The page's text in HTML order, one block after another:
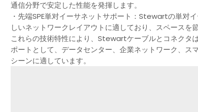
通信分野で安定した性能を発揮します。
・先端SPE単对イーサネットサポート：Stewartの単对
しいネットワークレイアウトに適しており、スペースを
これらの技術特性により、Stewartケーブルとコネクタ
ポートとして、データセンター、企業ネットワーク、
シーンに適しています。